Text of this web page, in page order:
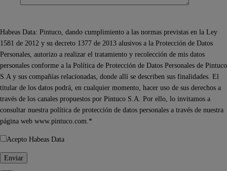
Habeas Data: Pintuco, dando cumplimiento a las normas previstas en la Ley
1581 de 2012 y su decreto 1377 de 2013 alusivos a la Protección de Datos
Personales, autorizo a realizar el tratamiento y recolección de mis datos
personales conforme a la Política de Protección de Datos Personales de Pintuco
S.A y sus compañías relacionadas, donde allí se describen sus finalidades. El
titular de los datos podrá, en cualquier momento, hacer uso de sus derechos a
través de los canales propuestos por Pintuco S.A. Por ello, lo invitamos a
consultar nuestra política de protección de datos personales a través de nuestra
página web www.pintuco.com.*
Acepto Habeas Data